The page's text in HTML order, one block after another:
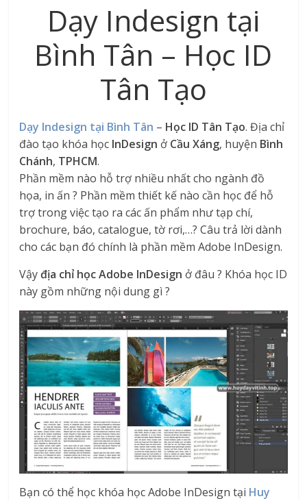
Dạy Indesign tại
Bình Tân – Học ID
Tân Tạo
Dạy Indesign tại Bình Tân – Học ID Tân Tạo. Địa chỉ
đào tạo khóa học InDesign ở Cầu Xáng, huyện Bình
Chánh, TPHCM.
Phần mềm nào hỗ trợ nhiều nhất cho ngành đồ
họa, in ấn ? Phần mềm thiết kế nào cần học để hỗ
trợ trong việc tạo ra các ấn phẩm như tạp chí,
brochure, báo, catalogue, tờ rơi,…? Câu trả lời dành
cho các bạn đó chính là phần mềm Adobe InDesign.
Vậyđịa chỉ học Adobe InDesign ở đâu ? Khóa học ID
này gồm những nội dung gì ?
Bạn có thể học khóa học Adobe InDesign tại Huy